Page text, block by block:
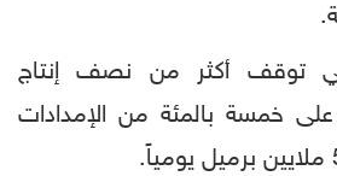
توقف أكثر من نصف إنتاج
على خمسة بالمئة من الإمدادات